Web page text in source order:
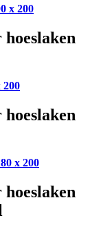
x 200
hoeslaken
200
hoeslaken
x 200
hoeslaken